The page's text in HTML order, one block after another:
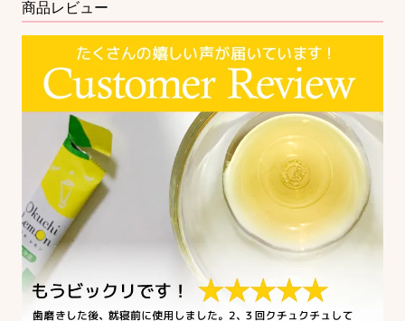
商品レビュー